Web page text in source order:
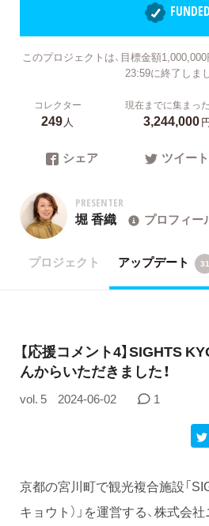
このプロジェクトは、目標金額
23:59に終了しま
コレクター
249人
現在までに集まっ
3,244,000
シェア ツイート
PRESENTER
堀 香織 プロフィー
プロジェクト アップデート 31
【応援コメント4】SIGHTS
んからいただきました！
vol. 5 2024-06-02 1
京都の宮川町で観光複合施設「
キョウト）」を運営する、株式会